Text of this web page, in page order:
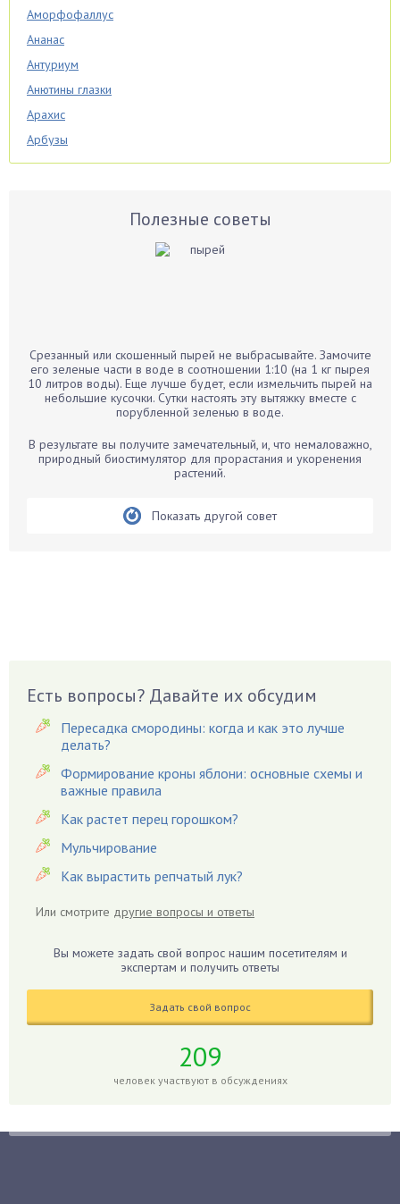
Аморфофаллус
Ананас
Антуриум
Анютины глазки
Арахис
Арбузы
Аспарагус
Бархатцы
Бегония
Бирючина
Бобовые
Вредители
Гардения
Гацания
Гвоздики
Георгины
Герань
Гиацинт
Гибискус
Гладиолусы
Голубика
Груши
Полезные советы
Срезанный или скошенный пырей не выбрасывайте. Замочите
его зеленые части в воде в соотношении 1:10 (на 1 кг пырея
10 литров воды). Еще лучше будет, если измельчить пырей на
небольшие кусочки. Сутки настоять эту вытяжку вместе с
порубленной зеленью в воде.
В результате вы получите замечательный, и, что немаловажно,
природный биостимулятор для прорастания и укоренения
растений.
Показать другой совет
Есть вопросы? Давайте их обсудим
Пересадка смородины: когда и как это лучше
делать?
Формирование кроны яблони: основные схемы и
важные правила
Как растет перец горошком?
Мульчирование
Как вырастить репчатый лук?
Или смотрите другие вопросы и ответы
Вы можете задать свой вопрос нашим посетителям и
экспертам и получить ответы
Задать свой вопрос
209
человек участвуют в обсуждениях